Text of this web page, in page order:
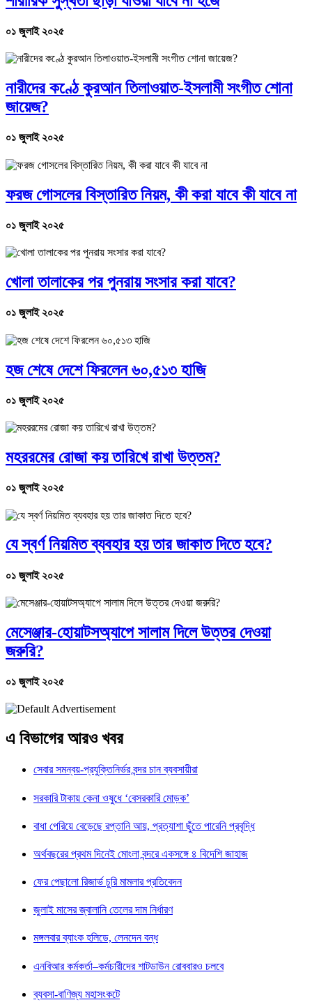
০১ জুলাই ২০২৫
নারীদের কণ্ঠে কুরআন তিলাওয়াত-ইসলামী সংগীত শোনা
জায়েজ?
০১ জুলাই ২০২৫
ফরজ গোসলের বিস্তারিত নিয়ম, কী করা যাবে কী যাবে না
০১ জুলাই ২০২৫
খোলা তালাকের পর পুনরায় সংসার করা যাবে?
০১ জুলাই ২০২৫
হজ শেষে দেশে ফিরলেন ৬০,৫১৩ হাজি
০১ জুলাই ২০২৫
মহররমের রোজা কয় তারিখে রাখা উত্তম?
০১ জুলাই ২০২৫
যে স্বর্ণ নিয়মিত ব্যবহার হয় তার জাকাত দিতে হবে?
০১ জুলাই ২০২৫
মেসেঞ্জার-হোয়াটসঅ্যাপে সালাম দিলে উত্তর দেওয়া
জরুরি?
০১ জুলাই ২০২৫
এ বিভাগের আরও খবর
সেবার সমন্বয়-প্রযুক্তিনির্ভর বন্দর চান ব্যবসায়ীরা
সরকারি টাকায় কেনা ওষুধে ‘বেসরকারি মোড়ক’
বাধা পেরিয়ে বেড়েছে রপ্তানি আয়, প্রত্যাশা ছুঁতে পারেনি প্রবৃদ্ধি
অর্থবছরের প্রথম দিনেই মোংলা বন্দরে একসঙ্গে ৪ বিদেশি জাহাজ
ফের পেছালো রিজার্ভ চুরি মামলার প্রতিবেদন
জুলাই মাসের জ্বালানি তেলের দাম নির্ধারণ
মঙ্গলবার ব্যাংক হলিডে, লেনদেন বন্ধ
এনবিআর কর্মকর্তা–কর্মচারীদের শাটডাউন রোববারও চলবে
ব্যবসা-বাণিজ্য মহাসংকটে